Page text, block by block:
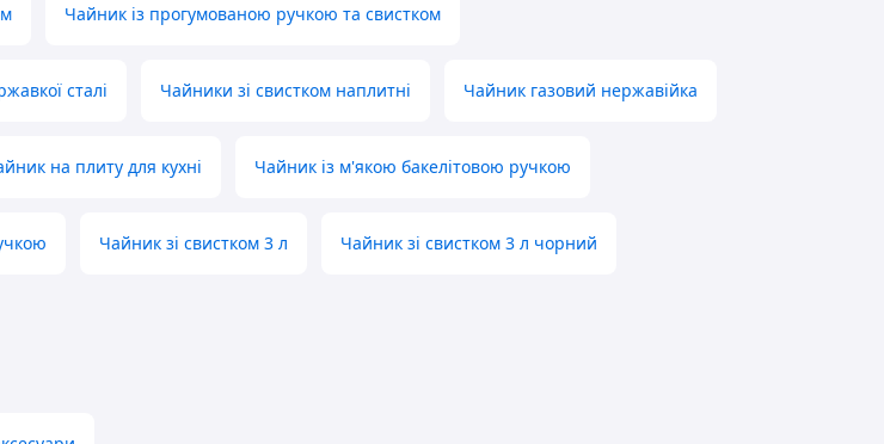
Чайник із прогумованою ручкою та свистком
сталі Чайники зі свистком наплитні Чайник газовий нержавійка
на плиту для кухні Чайник із м'якою бакелітовою ручкою
Чайник зі свистком 3 л Чайник зі свистком 3 л чорний